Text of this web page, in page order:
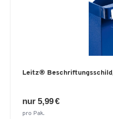
Leitz®
nur 5,99 €
pro Pak.